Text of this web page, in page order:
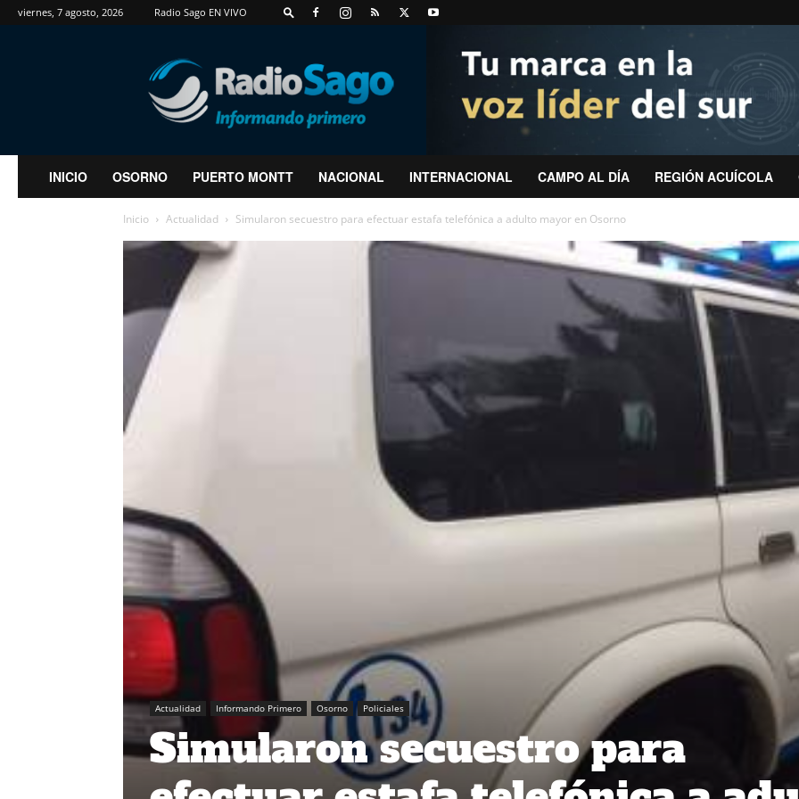
viernes, 7 agosto, 2026 Radio Sago EN VIVO
RadioSago
INICIO OSORNO PUERTO MONTT NACIONAL INTERNACIONAL CAMPO AL DÍA REGIÓN ACUÍCOLA
Inicio Actualidad Simularon secuestro para efectuar estafa telefónica a adulto mayor en Osorno
Actualidad Informando Primero Osorno Policiales
Simularon secuestro para